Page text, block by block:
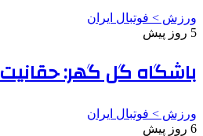
ورزش > فوتبال ایران
5 روز پیش
باشگاه گل گهر:
ورزش > فوتبال ایران
6 روز پیش